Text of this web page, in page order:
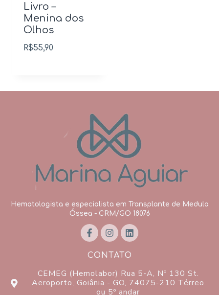
Livro –
Menina dos
Olhos
R$55,90
Hematologista e especialista em Transplante de Medula
Óssea - CRM/GO 18076
CONTATO
CEMEG (Hemolabor) Rua 5-A, Nº 130 St.
Aeroporto, Goiânia - GO, 74075-210 Térreo
ou 5º andar